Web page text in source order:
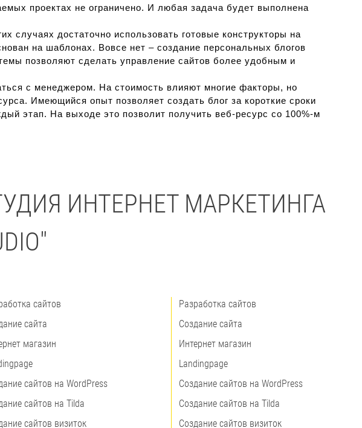
проектах не ограничено. И любая задача будет выполнена
случаях достаточно использовать готовые конструкторы на
на шаблонах. Вовсе нет – создание персональных блогов
позволяют сделать управление сайтов более удобным и
с менеджером. На стоимость влияют многие факторы, но
Имеющийся опыт позволяет создать блог за короткие сроки
этап. На выходе это позволит получить веб-ресурс со 100%-м
ИНТЕРНЕТ МАРКЕТИНГА
сайтов
сайта
магазин
сайтов на WordPress
сайтов на Tilda
сайтов визиток
Разработка сайтов
Создание сайта
Интернет магазин
Landingpage
Создание сайтов на WordPress
Создание сайтов на Tilda
Создание сайтов визиток